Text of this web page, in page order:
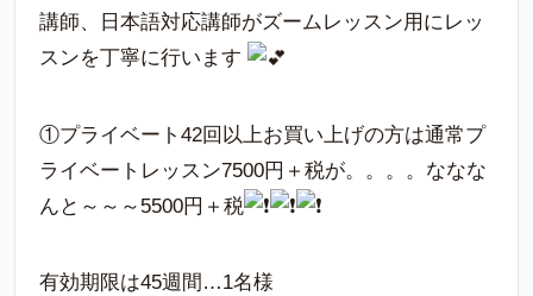
講師、日本語対応講師がズームレッスン用にレッ
スンを丁寧に行います
①プライベート42回以上お買い上げの方は通常プ
ライベートレッスン7500円＋税が。。。。ななな
んと～～～5500円＋税
有効期限は45週間…1名様